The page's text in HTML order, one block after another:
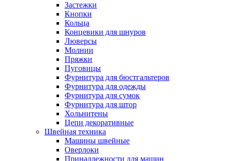
Застежки
Кнопки
Кольца
Концевики для шнуров
Люверсы
Молнии
Пряжки
Пуговицы
Фурнитура для бюстгальтеров
Фурнитура для одежды
Фурнитура для сумок
Фурнитура для штор
Хольнитены
Цепи декоративные
Швейная техника
Машины швейные
Оверлоки
Принадлежности для машин